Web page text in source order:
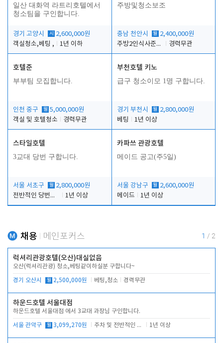
일산 대화역 라트리호텔에서
청소팀을 구인합니다.
경기 고양시 시
2,600,000원
객실청소,베팅 ,
1년 이하
주방및청소보조
충남 천안시 월 2,400,000원
주방2인식사준비및청소린렌보조
경력무관
호텔준
부부팀 모집합니다.
인천 중구 월 5,000,000원
객실 및 호텔청소
경력무관
부천호텔 키노
급구 청소이모 1명 구합니다.
경기 부천시 월 2,800,000원
베팅
1년 이상
스타일호텔
3교대 당번 구합니다.
서울 서초구 월 2,800,000원
전반적인 당번업무
1년 이상
카파쓰 관광호텔
메이드 공고(주5일)
서울 강남구 월 2,600,000원
메이드
1년 이상
채용 메인포커스 1 / 2
럭셔리관광호텔(오산)대실없음
오산(럭셔리관광) 청소,베팅같이하실분 구합니다~
경기 오산시 월 2,500,000원 베팅,청소 경력무관
하운드호텔 서울대점
하운드호텔 서울대점 에서 3교대 과장님 구인합니다.
서울 관악구 월 3,099,270원 주차 및 전반적인 당번업무 1년 이상